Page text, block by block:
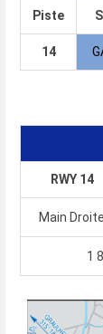
Piste
14
RWY 14
Main Droite
1